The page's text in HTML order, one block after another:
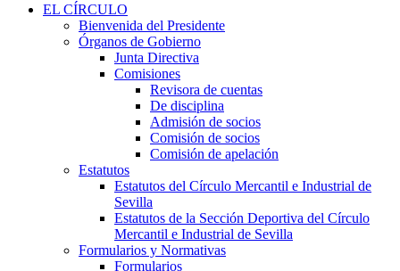
EL CÍRCULO
Bienvenida del Presidente
Órganos de Gobierno
Junta Directiva
Comisiones
Revisora de cuentas
De disciplina
Admisión de socios
Comisión de socios
Comisión de apelación
Estatutos
Estatutos del Círculo Mercantil e Industrial de
Sevilla
Estatutos de la Sección Deportiva del Círculo
Mercantil e Industrial de Sevilla
Formularios y Normativas
Formularios